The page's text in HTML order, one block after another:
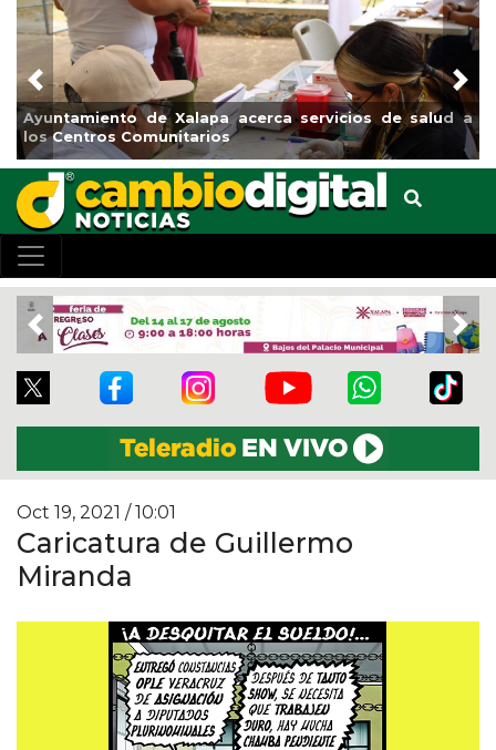
Ayuntamiento de Xalapa acerca servicios de salud a
los Centros Comunitarios
Previous
Previous
Oct 19, 2021 / 10:01
Caricatura de Guillermo
Miranda